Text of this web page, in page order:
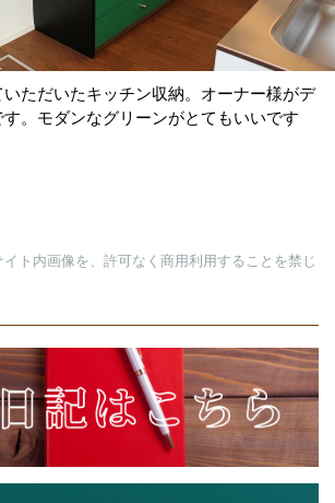
ただいたキッチン収納。オーナー様がデ
。モダンなグリーンがとてもいいです
ト内画像を、許可なく商用利用することを禁じ